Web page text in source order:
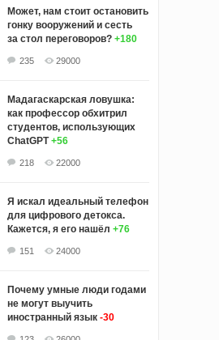
Может, нам стоит остановить
гонку вооружений и сесть
за стол переговоров? +180
235 29000
Мадагаскарская ловушка:
как профессор обхитрил
студентов, использующих
ChatGPT +56
218 22000
Я искал идеальный телефон
для цифрового детокса.
Кажется, я его нашёл +76
151 24000
Почему умные люди годами
не могут выучить
иностранный язык -30